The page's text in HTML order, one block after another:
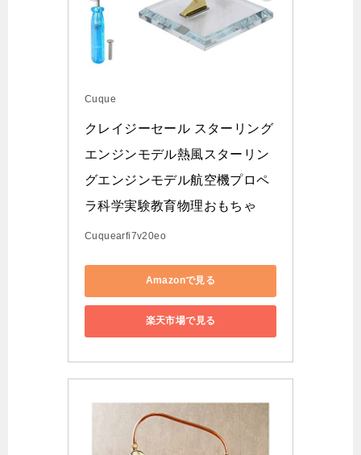
Cuque
クレイジーセール スターリング
エンジンモデル熱風スターリン
グエンジンモデル航空機プロペ
ラ科学実験教育物理おもちゃ
Cuquearfi7v20eo
Amazonで見る
楽天市場で見る